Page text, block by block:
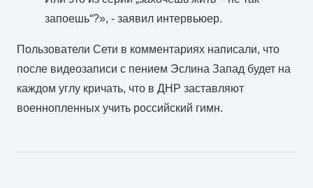
запоешь“?», - заявил интервьюер.
Пользователи Сети в комментариях написали, что
после видеозаписи с пением Эслина Запад будет на
каждом углу кричать, что в ДНР заставляют
военнопленных учить российский гимн.